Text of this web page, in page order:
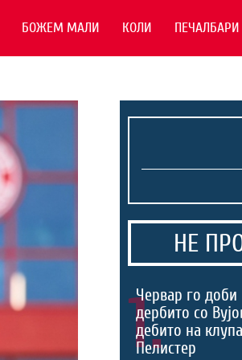
БОЖЕМ МАЛИ КОЛИ ПЕЧАЛБАРИ
НЕ
1.
Червар го доби
дербито со
дебито на
Пелистер